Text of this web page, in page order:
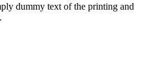
dummy text of the printing and